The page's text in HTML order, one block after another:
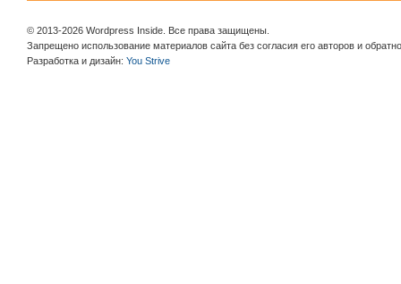
© 2013-2026 Wordpress Inside. Все права защищены.
Запрещено использование материалов сайта без согласия его авторов и
Разработка и дизайн: You Strive